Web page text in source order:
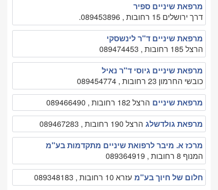
מרפאת שיניים ספיר
דרך ירושלים 15 רחובות , 089453896.
מרפאת שיניים ד"ר לינשסקי
הרצל 185 רחובות , 089474453
מרפאת שיניים גיוסי ד"ר נאיל
כובשי החרמון 23 רחובות , 089454774
מרפאת שיניים הרצל 182 רחובות , 089466490
מרפאת גולדשלג הרצל 190 רחובות , 089467283
מרכז א. מיבר לרפואת שיניים מתקדמות בע"מ
המנוף 8 רחובות , 089364919
חלום של חיוך בע"מ עזרא 10 רחובות , 089348183